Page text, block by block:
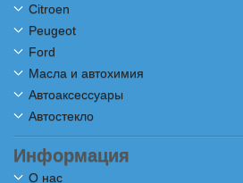
Citroen
Peugeot
Ford
Масла и автохимия
Автоаксессуары
Автостекло
Информация
О нас